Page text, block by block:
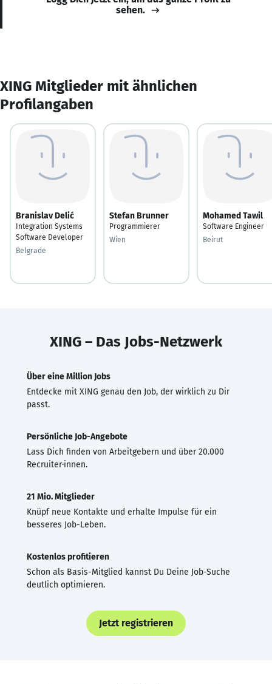
sehen.
XING Mitglieder mit ähnlichen
Profilangaben
Branislav Delić
Integration Systems
Software Developer
Belgrade
Stefan Brunner
Programmierer
Wien
Mohamed Tawil
Software Engineer
Beirut
XING – Das Jobs-Netzwerk
Über eine Million Jobs
Entdecke mit XING genau den Job, der wirklich zu Dir
passt.
Persönliche Job-Angebote
Lass Dich finden von Arbeitgebern und über 20.000
Recruiter·innen.
21 Mio. Mitglieder
Knüpf neue Kontakte und erhalte Impulse für ein
besseres Job-Leben.
Kostenlos profitieren
Schon als Basis-Mitglied kannst Du Deine Job-Suche
deutlich optimieren.
Jetzt registrieren